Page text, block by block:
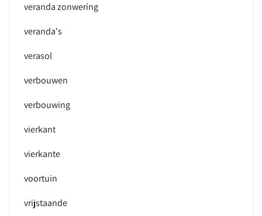
veranda zonwering
veranda's
verasol
verbouwen
verbouwing
vierkant
vierkante
voortuin
vrijstaande